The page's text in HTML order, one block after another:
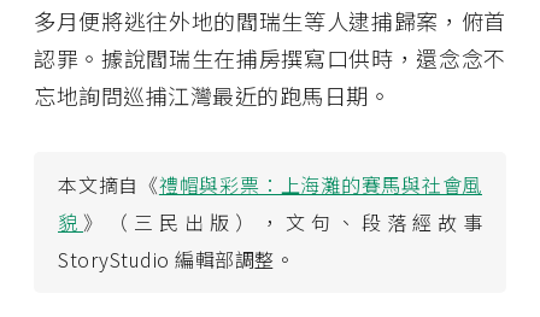
多月便將逃往外地的閻瑞生等人逮捕歸案，俯首
認罪。據說閻瑞生在捕房撰寫口供時，還念念不
忘地詢問巡捕江灣最近的跑馬日期。
本文摘自《禮帽與彩票：上海灘的賽馬與社會風
貌 》（三民出版），文句、段落經故事
StoryStudio 編輯部調整。